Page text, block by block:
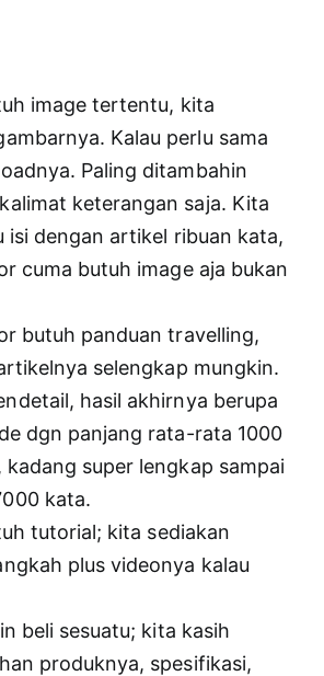
image tertentu, kita
Kalau perlu sama
Paling ditambahin
keterangan saja. Kita
isi dengan artikel ribuan kata,
cuma butuh image aja bukan
butuh panduan travelling,
selengkap mungkin.
hasil akhirnya berupa
dgn panjang rata-rata 1000
kadang super lengkap sampai
kata.
tutorial; kita sediakan
plus videonya kalau
beli sesuatu; kita kasih
produknya, spesifikasi,